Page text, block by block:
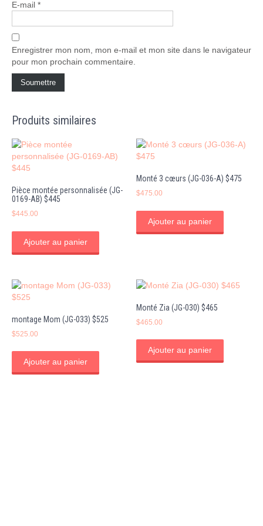
E-mail *
Enregistrer mon nom, mon e-mail et mon site dans le navigateur
pour mon prochain commentaire.
Produits similaires
Pièce montée personnalisée (JG-
0169-AB) $445
$445.00
Ajouter au panier
Monté 3 cœurs (JG-036-A) $475
$475.00
Ajouter au panier
montage Mom (JG-033) $525
$525.00
Ajouter au panier
Monté Zia (JG-030) $465
$465.00
Ajouter au panier